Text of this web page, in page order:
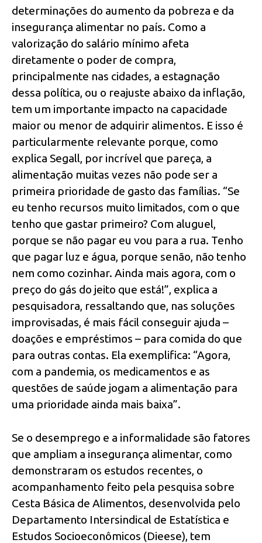
determinações do aumento da pobreza e da
insegurança alimentar no país. Como a
valorização do salário mínimo afeta
diretamente o poder de compra,
principalmente nas cidades, a estagnação
dessa política, ou o reajuste abaixo da inflação,
tem um importante impacto na capacidade
maior ou menor de adquirir alimentos. E isso é
particularmente relevante porque, como
explica Segall, por incrível que pareça, a
alimentação muitas vezes não pode ser a
primeira prioridade de gasto das famílias. “Se
eu tenho recursos muito limitados, com o que
tenho que gastar primeiro? Com aluguel,
porque se não pagar eu vou para a rua. Tenho
que pagar luz e água, porque senão, não tenho
nem como cozinhar. Ainda mais agora, com o
preço do gás do jeito que está!”, explica a
pesquisadora, ressaltando que, nas soluções
improvisadas, é mais fácil conseguir ajuda –
doações e empréstimos – para comida do que
para outras contas. Ela exemplifica: “Agora,
com a pandemia, os medicamentos e as
questões de saúde jogam a alimentação para
uma prioridade ainda mais baixa”.
Se o desemprego e a informalidade são fatores
que ampliam a insegurança alimentar, como
demonstraram os estudos recentes, o
acompanhamento feito pela pesquisa sobre
Cesta Básica de Alimentos, desenvolvida pelo
Departamento Intersindical de Estatística e
Estudos Socioeconômicos (Dieese), tem